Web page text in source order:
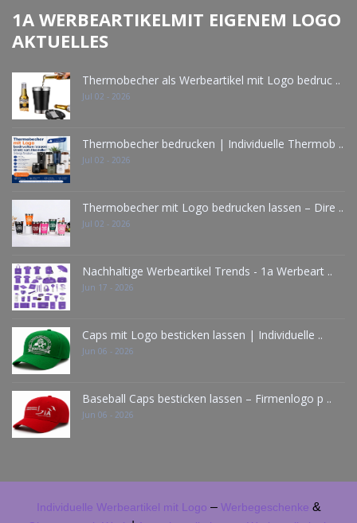
1A WERBEARTIKELMIT EIGENEM LOGO
AKTUELLES
Thermobecher als Werbeartikel mit Logo bedruc ..
Jul 02 - 2026
Thermobecher bedrucken | Individuelle Thermob ..
Jul 02 - 2026
Thermobecher mit Logo bedrucken lassen – Dire ..
Jul 02 - 2026
Nachhaltige Werbeartikel Trends - 1a Werbeart ..
Jun 17 - 2026
Caps mit Logo besticken lassen | Individuelle ..
Jun 06 - 2026
Baseball Caps besticken lassen – Firmenlogo p ..
Jun 06 - 2026
Individuelle Werbeartikel mit Logo – Werbegeschenke &